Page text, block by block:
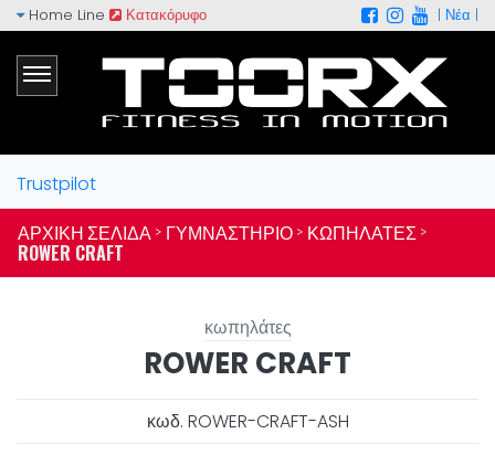
Home Line Κατακόρυφο | Νέα |
Trustpilot
ΑΡΧΙΚΉ ΣΕΛΊΔΑ > ΓΥΜΝΑΣΤΉΡΙΟ > ΚΩΠΗΛΆΤΕΣ >
ROWER CRAFT
κωπηλάτες
ROWER CRAFT
κωδ. ROWER-CRAFT-ASH